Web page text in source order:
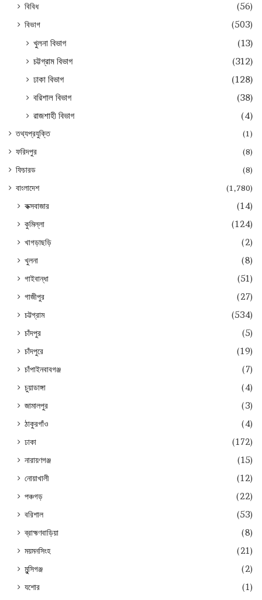
বিবিধ
(56)
বিভাগ
(503)
খুলনা বিভাগ
(13)
চট্টগ্রাম বিভাগ
(312)
ঢাকা বিভাগ
(128)
বরিশাল বিভাগ
(38)
রাজশাহী বিভাগ
(4)
তথ্যপ্রযুক্তি
(1)
ফরিদপুর
(8)
ফিচারড
(8)
বাংলাদেশ
(1,780)
কক্সবাজার
(14)
কুমিল্লা
(124)
খাগড়াছড়ি
(2)
খুলনা
(8)
গাইবান্ধা
(51)
গাজীপুর
(27)
চট্টগ্রাম
(534)
চাঁদপুর
(5)
চাঁদপুরে
(19)
চাঁপাইনবাবগঞ্জ
(7)
চুয়াডাঙ্গা
(4)
জামালপুর
(3)
ঠাকুরগাঁও
(4)
ঢাকা
(172)
নারায়ণগঞ্জ
(15)
নোয়াখালী
(12)
পঞ্চগড়
(22)
বরিশাল
(53)
ব্রাহ্মণবাড়িয়া
(8)
ময়মনসিংহ
(21)
মুন্সিগঞ্জ
(2)
যশোর
(1)